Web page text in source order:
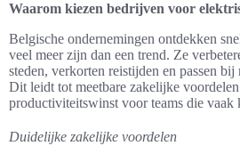
Waarom kiezen bedrijven voor
Belgische ondernemingen ontdekken
veel meer zijn dan een trend. Ze
steden, verkorten reistijden en passen
Dit leidt tot meetbare zakelijke
productiviteitswinst voor teams die vaak
Duidelijke zakelijke voordelen